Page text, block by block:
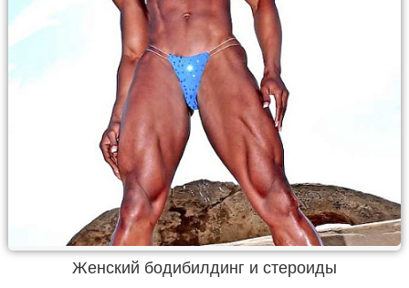
Женский бодибилдинг и стероиды